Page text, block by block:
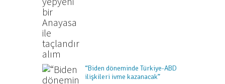
“Biden döneminde Türkiye-ABD
ilişkileri ivme kazanacak”